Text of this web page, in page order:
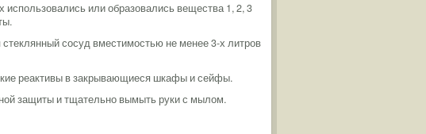
использовались или образовались вещества 1, 2, 3
сосуд вместимостью не менее 3-х литров
реактивы в закрывающиеся шкафы и сейфы.
защиты и тщательно вымыть руки с мылом.